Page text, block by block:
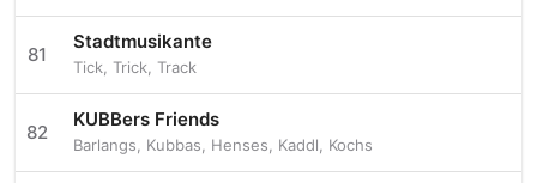
81
Stadtmusikante
Tick Trick Track
82
KUBBers Friends
Barlangs Kubbas Henses Kaddl Kochs